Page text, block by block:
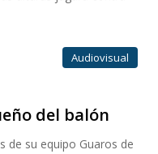
Audiovisual
del balón
de su equipo Guaros de